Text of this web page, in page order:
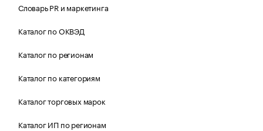
Словарь PR и маркетинга
Каталог по ОКВЭД
Каталог по регионам
Каталог по категориям
Каталог торговых марок
Каталог ИП по регионам